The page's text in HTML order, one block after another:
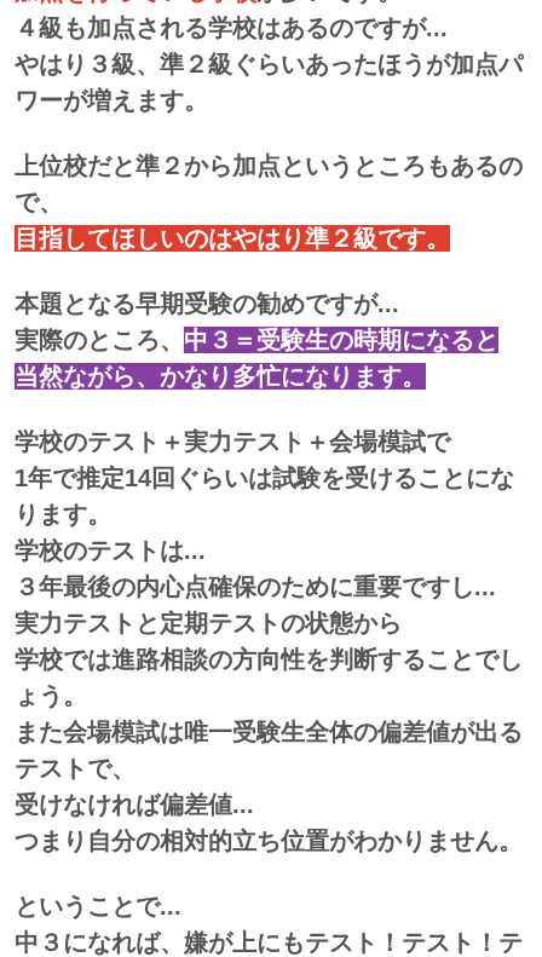
４級も加点される学校はあるのですが...
やはり３級、準２級ぐらいあったほうが加点パ
ワーが増えます。
上位校だと準２から加点というところもあるの
で、
目指してほしいのはやはり準２級です。
本題となる早期受験の勧めですが...
実際のところ、 中３＝受験生の時期になると
当然ながら、かなり多忙になります。
学校のテスト＋実力テスト＋会場模試で
1年で推定14回ぐらいは試験を受けることにな
ります。
学校のテストは...
３年最後の内心点確保のために重要ですし...
実力テストと定期テストの状態から
学校では進路相談の方向性を判断することでし
ょう。
また会場模試は唯一受験生全体の偏差値が出る
テストで、
受けなければ偏差値...
つまり自分の相対的立ち位置がわかりません。
ということで...
中３になれば、嫌が上にもテスト！テスト！テ